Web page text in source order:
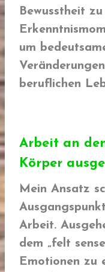
Bewusstheit
um
beruflichen
Arbeit an
Körper
Mein Ansatz
Arbeit.
dem „felt
Emotionen zu